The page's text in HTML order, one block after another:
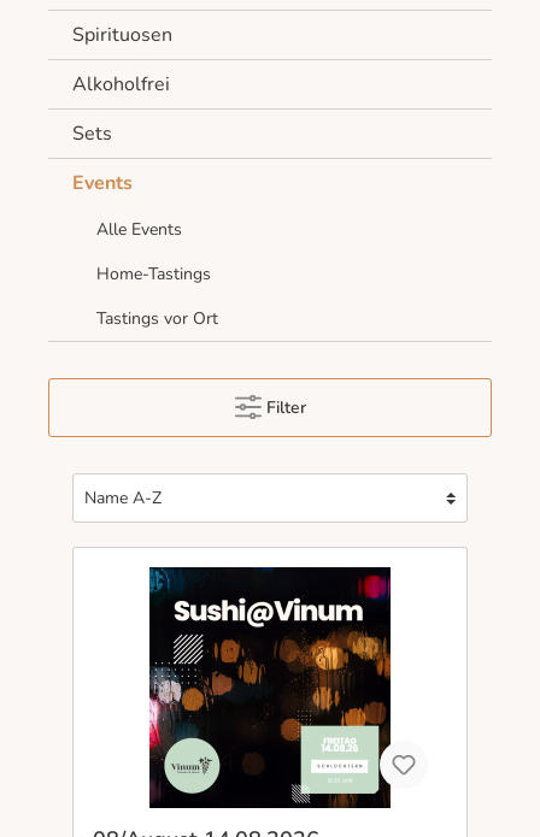
Spirituosen
Alkoholfrei
Sets
Events
Alle Events
Home-Tastings
Tastings vor Ort
Filter